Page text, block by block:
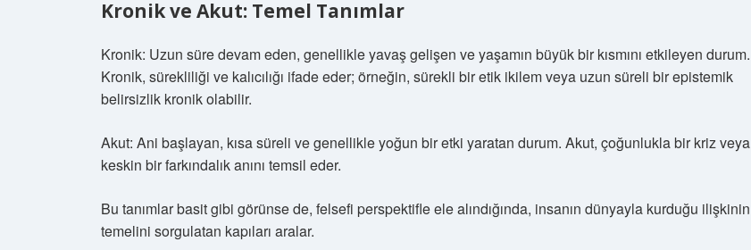
Kronik ve Akut: Temel Tanımlar
Kronik: Uzun süre devam eden, genellikle yavaş gelişen ve yaşamın büyük bir kısmını etkileyen durum.
Kronik, sürekliliği ve kalıcılığı ifade eder; örneğin, sürekli bir etik ikilem veya uzun süreli bir epistemik
belirsizlik kronik olabilir.
Akut: Ani başlayan, kısa süreli ve genellikle yoğun bir etki yaratan durum. Akut, çoğunlukla bir kriz veya
keskin bir farkındalık anını temsil eder.
Bu tanımlar basit gibi görünse de, felsefi perspektifle ele alındığında, insanın dünyayla kurduğu ilişkinin
temelini sorgulatan kapıları aralar.